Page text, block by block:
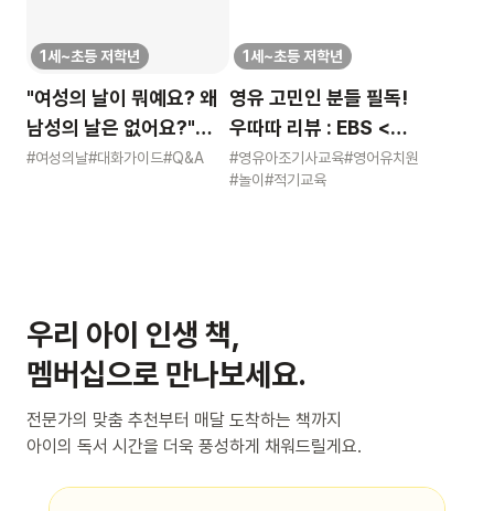
1세~초등 저학년
"여성의 날이 뭐예요? 왜
남성의 날은 없어요?"
묻는 어린이에게 이렇게
#여성의날#대화가이드#Q&A
1세~초등 저학년
영유 고민인 분들 필독!
우따따 리뷰 : EBS <
영유아 사교육 보고서>
#영유아조기사교육#영어유치원
#놀이 #적기교육
우리 아이 인생 책,
멤버십으로 만나보세요.
전문가의 맞춤 추천부터 매달 도착하는 책까지
아이의 독서 시간을 더욱 풍성하게 채워드릴게요.